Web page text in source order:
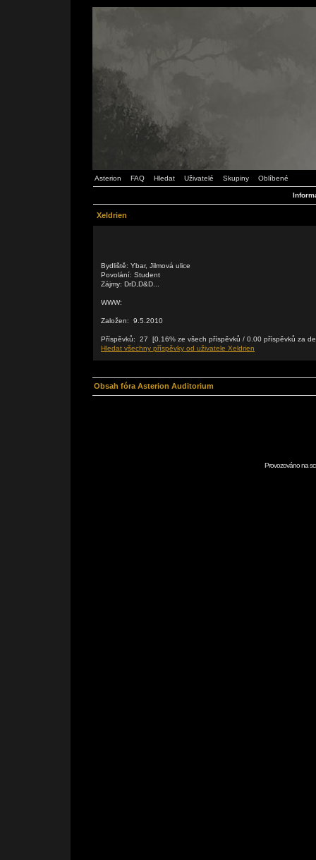
Asterion FAQ Hledat Uživatelé Skupiny Oblíbené
Xeldrien
Bydliště: Ybar, Jilmová ulice
Povolání: Student
Zájmy: DrD,D&D...
WWW:
Založen: 9.5.2010
Příspěvků: 27 [0.16% ze všech příspěvků / 0.00 příspěvků za
Hledat všechny příspěvky od uživatele Xeldrien
Obsah fóra Asterion Auditorium
Provozováno na